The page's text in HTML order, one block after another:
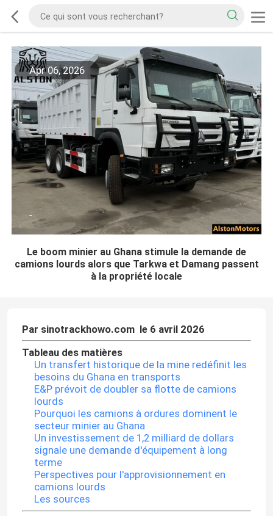
Apr 06, 2026
Le boom minier au Ghana stimule la demande de
camions lourds alors que Tarkwa et Damang passent
à la propriété locale
Par sinotrackhowo.com ️ le 6 avril 2026
Tableau des matières
Un transfert historique de la mine redéfinit les
besoins du Ghana en transports
E&P prévoit de doubler sa flotte de camions
lourds
Pourquoi les camions à ordures dominent le
secteur minier au Ghana
Un investissement de 1,2 milliard de dollars
signale une demande d'équipement à long
terme
Perspectives pour l'approvisionnement en
camions lourds
Les sources